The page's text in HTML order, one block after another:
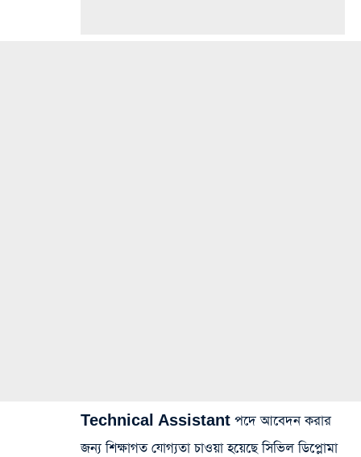
Technical Assistant পদে আবেদন করার
জন্য শিক্ষাগত যোগ্যতা চাওয়া হয়েছে সিভিল ডিপ্লোমা